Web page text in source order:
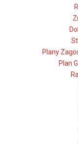
Plany
Plan